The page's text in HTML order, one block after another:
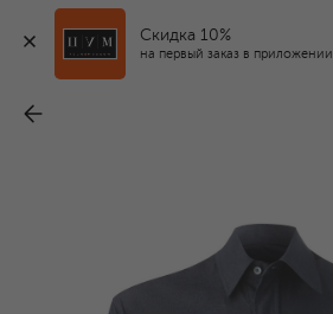
Скидка 10%
на первый заказ в приложении